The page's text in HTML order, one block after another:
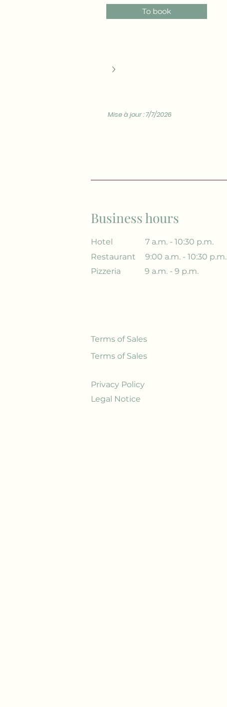
To book
Mise à jour : 7/7/2026
Business hours
Hotel
7 a.m. - 10:30 p.m.
Restaurant
9:00 a.m. - 10:30 p.m.
Pizzeria
9 a.m. - 9 p.m.
Terms of Sales
Terms of Sales
Privacy Policy
Legal Notice